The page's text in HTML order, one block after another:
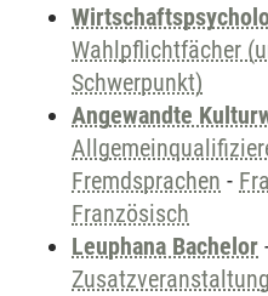
Wahlpflichtfächer
Schwerpunkt)
Angewandte
Fremdsprachen -
Französisch
Leuphana Bachelor